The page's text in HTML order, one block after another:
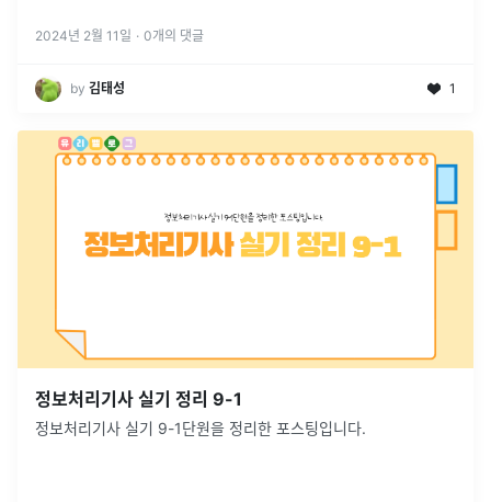
관성은 있습니다 ...
2024년 2월 11일 · 0개의 댓글
by 김태성 1
정보처리기사 실기 정리 9-1
정보처리기사 실기 9-1단원을 정리한 포스팅입니다.